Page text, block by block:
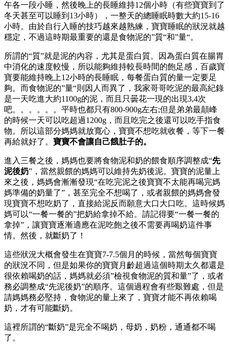
午各一段小睡，然後晚上的長睡維持12個小時（有些寶寶到了
冬天甚至可以睡到13小時），一整天的總睡眠時數大約15-16
小時。由於自行入睡的技巧越來越熟練，寶寶睡眠的狀況就越
穩定，不過這時期最重要的還是食物泥的”質“和”量“。
所謂的“質”就是泥的內容，尤其是蛋白質。因為蛋白質在腸胃
中消化的速度較慢，所以能夠維持較長時間的飽足感，百歲寶
寶要能維持晚上12小時的長睡眠，每餐蛋白質的量一定要足
夠。而食物泥的”量“則因人而異了，我家哥哥吃泥的最高紀錄
是一天吃進大約1100g的泥，而且只曇花一現的出現3,4次
吧。。。。。。平時也都只有800-900g左右;但是弟弟最顛峰
的時候一天可以吃超過1200g，而且吃完之後還可以吃手指食
物。所以這部分媽媽就放寬心，寶寶不想吃就收餐，等下一餐
再給就好了。 寶寶不會讓自己餓肚子的。
進入三餐之後，媽媽也要將食物泥和奶的餵食順序調整成“先
泥後奶”，當然親餵的媽媽可以維持先奶後泥。寶寶的泥量上
來之後，媽媽會漸漸發現“在吃完泥之後寶寶不太能再喝完媽
媽準備的奶量了”，甚至完全不想喝了，或者親餵的媽媽會發
現寶寶不想吃奶了，直接給泥反而願意大口大口吃。這時候媽
媽可以“一餐一餐的”把奶給拿掉不給。請記得要“一餐一餐的
拿掉”，讓寶寶逐漸適應在泥吃飽之後不需要再喝奶這件事
情。然後，就斷奶了！
這些狀況大概會發生在寶寶7-7.5個月的時候，當然每個寶寶
的狀況不同，但是如果你的寶寶月齡超過這個時期太久都還是
很依賴喝奶的話，媽媽就必須”檢視食物泥的質和量”了，或者
務必調整成“先泥後奶”的順序。這個過程會有些艱難處，但是
請媽媽務必堅持，食物泥的量上來了，寶寶才能不再依賴喝
奶，才有可能斷奶。
這裡所謂的“斷奶”是完全不喝奶，母奶，奶粉，通通都不喝
了。